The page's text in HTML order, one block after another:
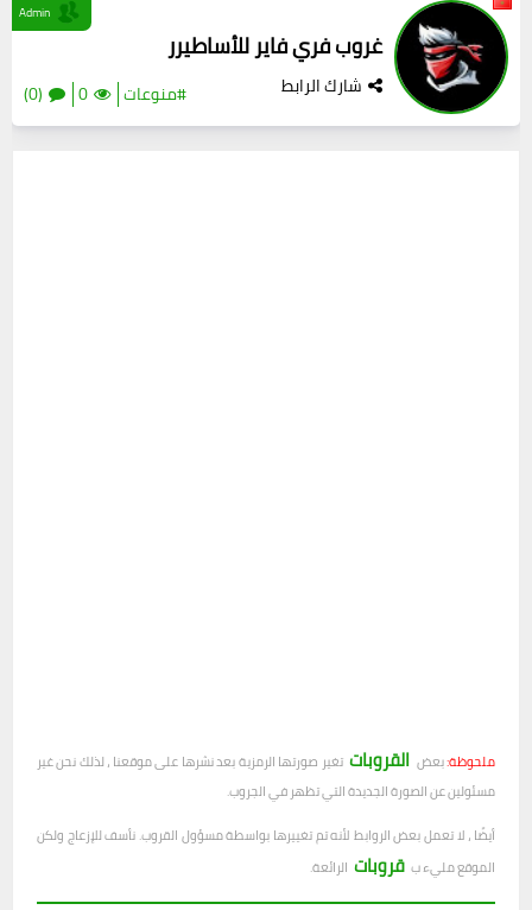
غروب فري فاير للأساطيرر
شارك الرابط #منوعات 0
(0)
Admin
ملحوظة:بعض القروبات تغير صورتها الرمزية بعد نشرها على موقعنا ، لذلك نحن غير
مسئولين عن الصورة الجديدة التي تظهر في الجروب.
أيضًا ، لا تعمل بعض الروابط لأنه تم تغييرها بواسطة مسؤول القروب. نأسف للإزعاج ولكن
الموقع مليء ب قروبات الرائعة.